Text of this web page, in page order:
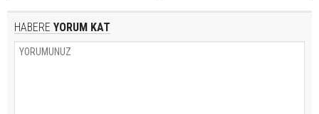
HABERE YORUM KAT